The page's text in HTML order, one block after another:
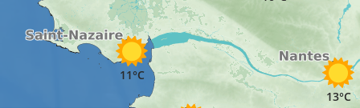
13°C
11°C